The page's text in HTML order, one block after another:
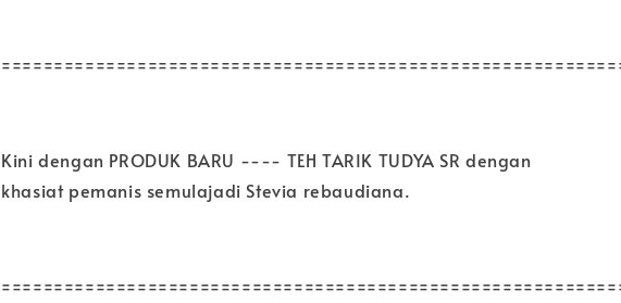
Kini dengan PRODUK BARU ---- TEH TARIK TUDYA SR dengan
khasiat pemanis semulajadi Stevia rebaudiana.